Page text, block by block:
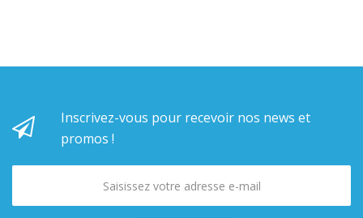
Inscrivez-vous pour recevoir nos news et
promos !